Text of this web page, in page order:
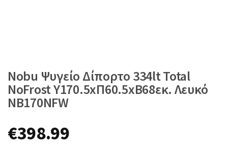
Nobu Ψυγείο Δίπορτο 334lt Total
NoFrost Υ170.5xΠ60.5xΒ68εκ. Λευκό
NB170NFW
€398.99